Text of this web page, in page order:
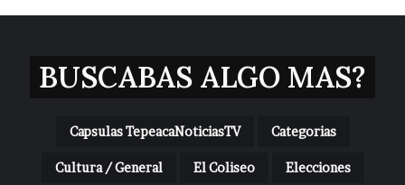
BUSCABAS ALGO MAS?
Capsulas TepeacaNoticiasTV Categorias
Cultura / General El Coliseo Elecciones